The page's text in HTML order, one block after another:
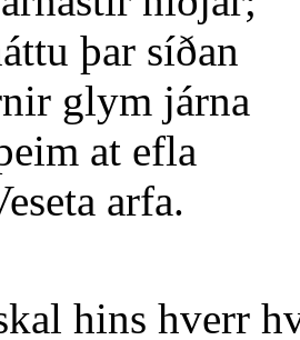
þar síðan
glym járna
at efla
arfa.
hins hverr